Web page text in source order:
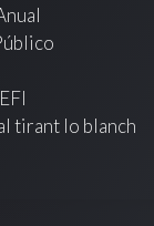
tirant lo blanch